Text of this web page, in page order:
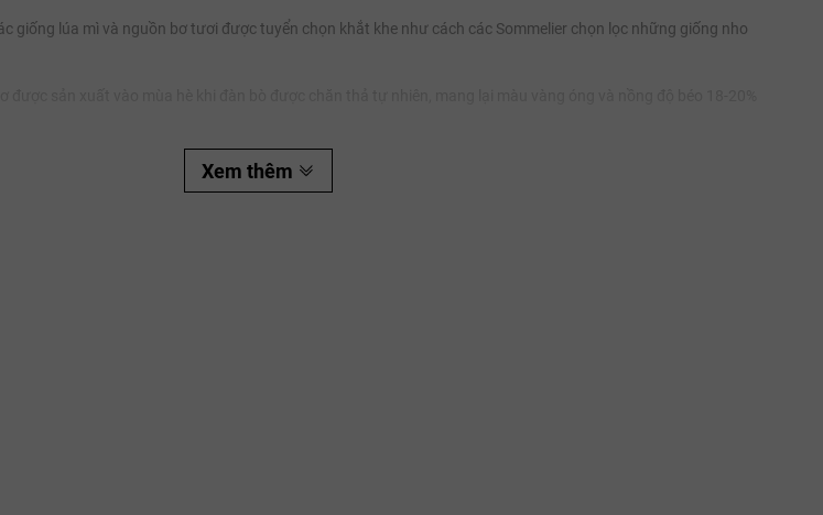
giống lúa mì và nguồn bơ tươi được tuyển chọn khắt khe như cách các Sommelier chọn lọc những giống nho
phương được xay xát theo phương pháp truyền thống để giữ lại độ tươi của bột, tạo nên khung cấu trúc vững
Xem thêm